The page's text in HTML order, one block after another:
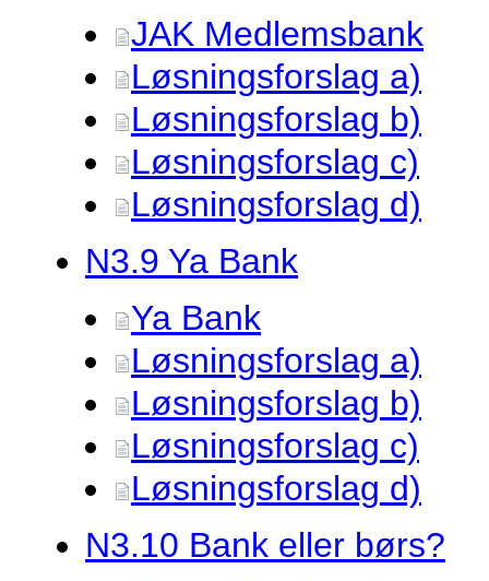
JAK Medlemsbank
Løsningsforslag a)
Løsningsforslag b)
Løsningsforslag c)
Løsningsforslag d)
N3.9 Ya Bank
Ya Bank
Løsningsforslag a)
Løsningsforslag b)
Løsningsforslag c)
Løsningsforslag d)
N3.10 Bank eller børs?